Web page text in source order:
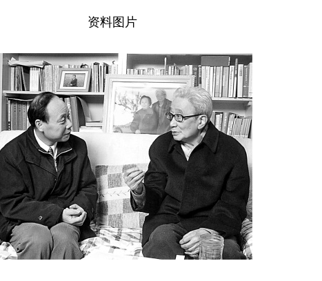
资料图片